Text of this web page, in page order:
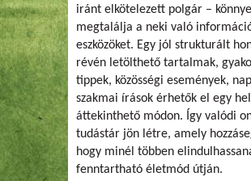
iránt elkötelezett polgár –
megtalálja a neki való
eszközöket. Egy jól strukturált
révén letölthető tartalmak,
tippek, közösségi események,
szakmai írások érhetők el egy
áttekinthető módon. Így valódi
tudástár jön létre, amely
hogy minél többen
fenntartható életmód útján.